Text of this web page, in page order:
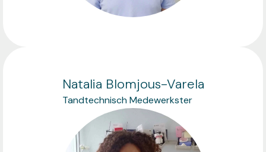
Natalia Blomjous-Varela
Tandtechnisch Medewerkster